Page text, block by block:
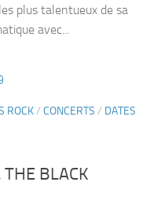
plus talentueux de sa
avec...
ROCK/ CONCERTS / DATES
BLACK